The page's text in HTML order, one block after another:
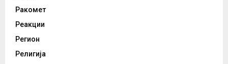
Ракомет
Реакции
Регион
Религија